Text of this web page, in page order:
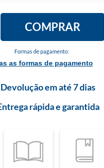
Formas de pagamento:
as formas de pagamento
COMPRAR
Devolução em até 7 dias
rápida e garantida